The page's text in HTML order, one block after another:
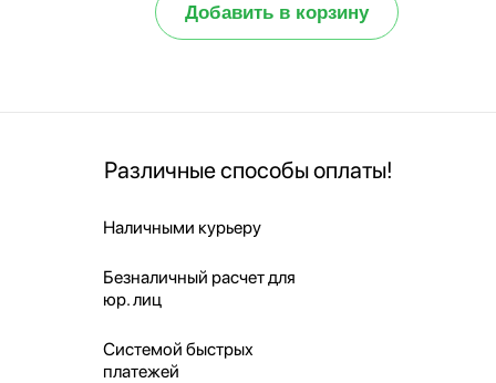
Добавить в корзину
Различные способы оплаты!
Наличными курьеру
Безналичный расчет для
юр. лиц
Системой быстрых
платежей